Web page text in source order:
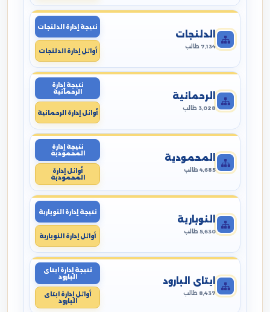
الدلنجات
7,134 طالب
نتيجة إدارة الدلنجات
أوائل إدارة الدلنجات
الرحمانية
3,028 طالب
نتيجة إدارة
الرحمانية
أوائل إدارة الرحمانية
المحمودية
4,685 طالب
نتيجة إدارة
المحمودية
أوائل إدارة
المحمودية
النوبارية
5,630 طالب
نتيجة إدارة النوبارية
أوائل إدارة النوبارية
ايتاى البارود
8,437 طالب
نتيجة إدارة ايتاى
البارود
أوائل إدارة ايتاى
البارود